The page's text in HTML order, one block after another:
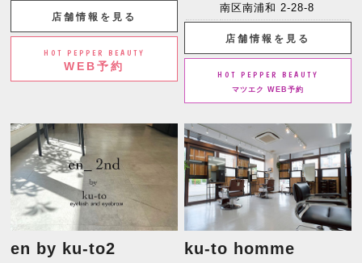
店舗情報を見る
HOT PEPPER BEAUTY
WEB予約
南区南浦和 2-28-8
店舗情報を見る
HOT PEPPER BEAUTY
マツエク WEB予約
en by ku-to2 ku-to homme